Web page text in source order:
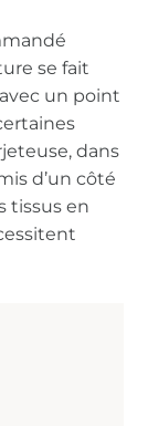
se fait
un point
dans
d’un côté
tissus en